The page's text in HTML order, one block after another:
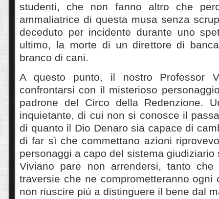
studenti, che non fanno altro che
ammaliatrice di questa musa senza
deceduto per incidente durante uno
ultimo, la morte di un direttore di
branco di cani.
A questo punto, il nostro Professor
confrontarsi con il misterioso
padrone del Circo della Redenzione.
inquietante, di cui non si conosce il
di quanto il Dio Denaro sia capace di
di far sì che commettano azioni
personaggi a capo del sistema giudiziario
Viviano pare non arrendersi, tanto
traversie che ne comprometteranno ogni
non riuscire più a distinguere il bene dal